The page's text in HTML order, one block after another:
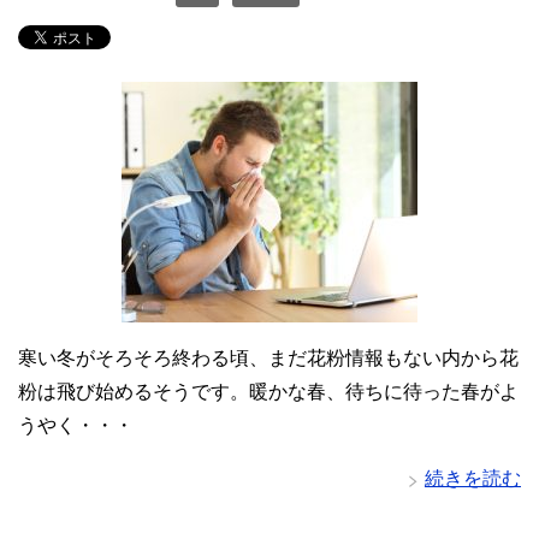
寒い冬がそろそろ終わる頃、まだ花粉情報もない内から花
粉は飛び始めるそうです。暖かな春、待ちに待った春がよ
うやく・・・
続きを読む